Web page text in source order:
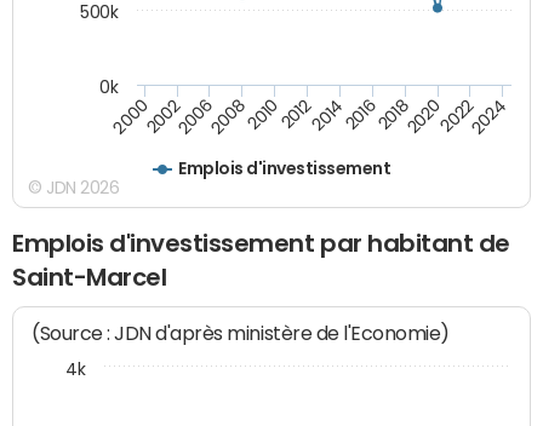
Emplois d'investissement
200020022006200820102012201420162018202020222024
0k
500k
© JDN 2026
Emplois d'investissement par habitant de
Saint-Marcel
(Source : JDN d'après ministère de l'Economie)
4k